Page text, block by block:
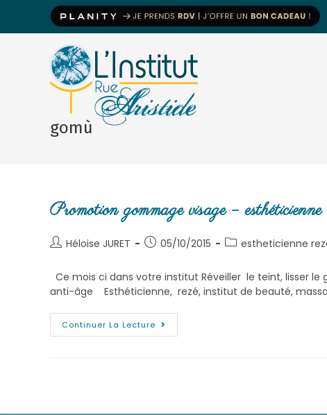
gomù
Promotion gommage visage –
Héloise JURET 05/10/2015 estheticienne
Ce mois ci dans votre institut Réveiller le teint, lisser
anti-âge Esthéticienne, rezé, institut de beauté,
Continuer La Lecture